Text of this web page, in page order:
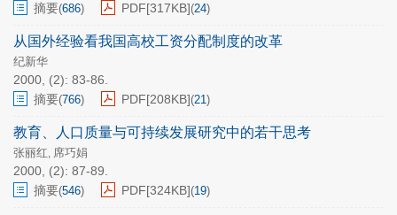
摘要(686) PDF[317KB](24)
从国外经验看我国高校工资分配制度的改革
纪新华
2000, (2): 83-86.
摘要(766) PDF[208KB](21)
教育、人口质量与可持续发展研究中的若干思考
张丽红, 席巧娟
2000, (2): 87-89.
摘要(546) PDF[324KB](19)